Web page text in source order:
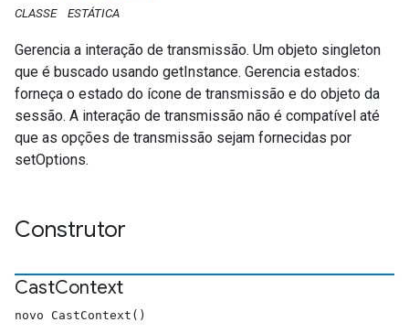
CLASSE ESTÁTICA
Gerencia a interação de transmissão. Um objeto singleton
que é buscado usando getInstance. Gerencia estados:
forneça o estado do ícone de transmissão e do objeto da
sessão. A interação de transmissão não é compatível até
que as opções de transmissão sejam fornecidas por
setOptions.
Construtor
CastContext
novo CastContext()